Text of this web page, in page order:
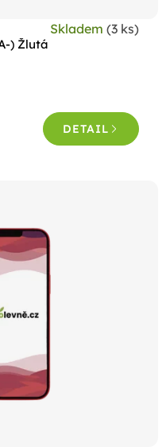
) Žlutá
Skladem (3 ks)
DETAIL